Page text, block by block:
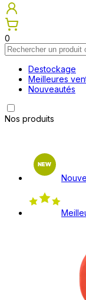
0
Destockage
Meilleures
Nouveautés
Nos produits